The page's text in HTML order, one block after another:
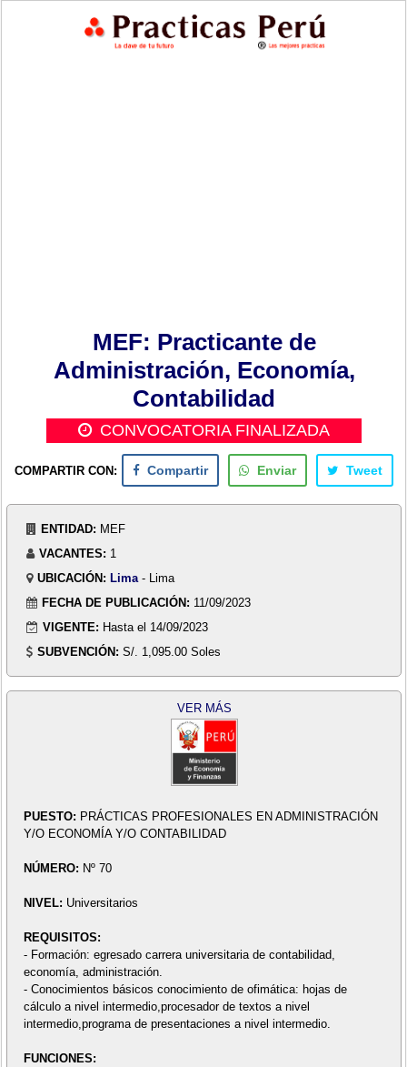
MEF: Practicante de
Administración, Economía,
Contabilidad
CONVOCATORIA FINALIZADA
COMPARTIR CON: Compartir Enviar Tweet
ENTIDAD: MEF
VACANTES: 1
UBICACIÓN: Lima - Lima
FECHA DE PUBLICACIÓN: 11/09/2023
VIGENTE: Hasta el 14/09/2023
SUBVENCIÓN: S/. 1,095.00 Soles
VER MÁS
PUESTO: PRÁCTICAS PROFESIONALES EN ADMINISTRACIÓN
Y/O ECONOMÍA Y/O CONTABILIDAD
NÚMERO: Nº 70
NIVEL: Universitarios
REQUISITOS:
- Formación: egresado carrera universitaria de contabilidad,
economía, administración.
- Conocimientos básicos conocimiento de ofimática: hojas de
cálculo a nivel intermedio,procesador de textos a nivel
intermedio,programa de presentaciones a nivel intermedio.
FUNCIONES: